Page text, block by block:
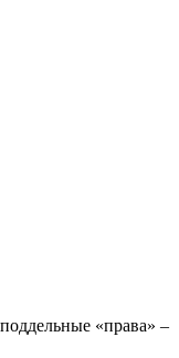
«права» –